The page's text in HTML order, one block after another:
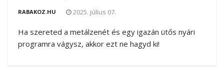
RABAKOZ.HU 2025. július 07.
Ha szereted a metálzenét és egy igazán ütős nyári
programra vágysz, akkor ezt ne hagyd ki!